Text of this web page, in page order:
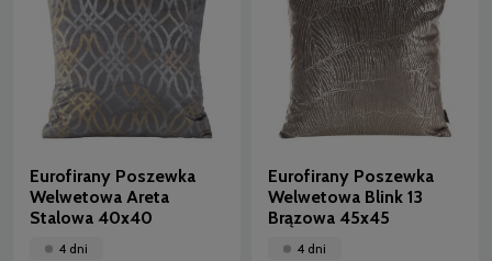
Eurofirany Poszewka
Welwetowa Areta
Stalowa 40x40
4 dni
Eurofirany Poszewka
Welwetowa Blink 13
Brązowa 45x45
4 dni